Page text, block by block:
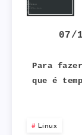
VI
07/
Para
que é
Linux